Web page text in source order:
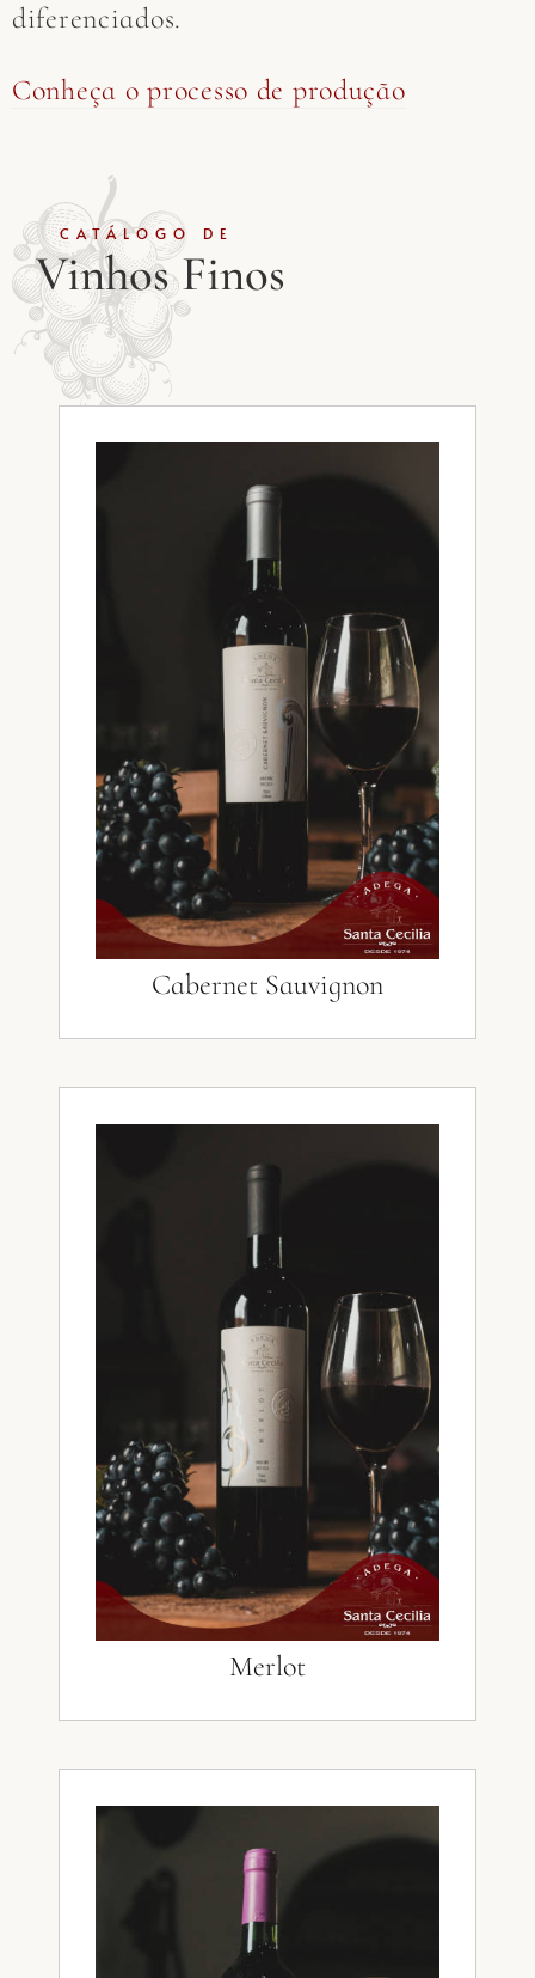
diferenciados.
Conheça o processo de produção
CATÁLOGO DE
Vinhos Finos
Cabernet Sauvignon
Merlot